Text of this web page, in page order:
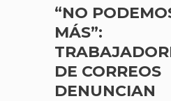
“NO
MÁS”:
DE CORREOS
DENUNCIAN